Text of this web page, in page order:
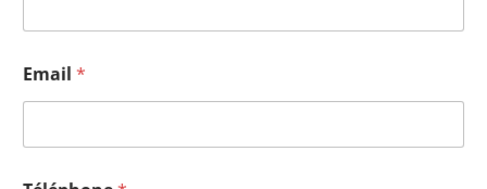
Email *